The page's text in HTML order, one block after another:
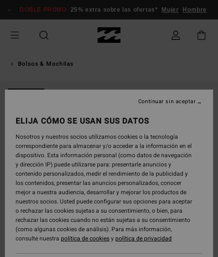
información
DOBLE PROMO 25% extra sobre las ofertas* Mujer Hombre
Bolsos & Mochilas
ELIJA CÓMO SE USAN SUS DATOS
Nosotros y nuestros socios utilizamos cookies o la tecnología
correspondiente para almacenar y/o acceder a la información en el
dispositivo. Esta información personal (como datos de navegación
y dirección IP) puede utilizarse para: presentarle anuncios y
contenido personalizados, medir el rendimiento de la publicidad y
los contenidos, presentar las anuncios personalizados, conocer
mejor a nuestra audiencia, desarrollar y mejorar los productos de
nuestros socios. Usted puede configurar sus opciones para aceptar
o rechazar las cookies sujetas a su consentimiento, o bien, para
rechazar las cookies cuando no están sujetas a su consentimiento
(como algunas cookies de análisis). Para más información,
consulte nuestra política de cookiesypolítica de privacidad
Continuar sin aceptar